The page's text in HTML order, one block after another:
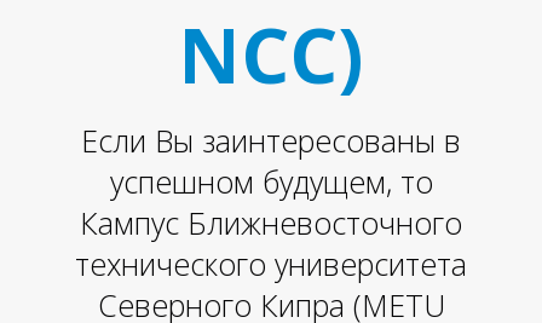
NCC)
Если Вы заинтересованы в
успешном будущем, то
Кампус Ближневосточного
технического университета
Северного Кипра (METU